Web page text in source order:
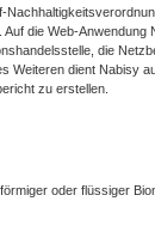
die Web-Anwendung
die
Weiteren dient Nabisy
zu erstellen.
oder flüssiger